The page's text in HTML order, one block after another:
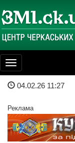
Toggle
navigation
04.02.26 11:27
Реклама